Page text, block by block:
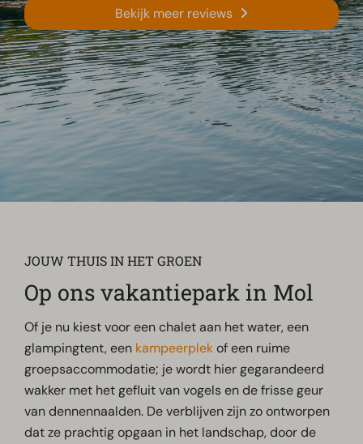
Bekijk meer reviews
JOUW THUIS IN HET GROEN
Op ons vakantiepark in Mol
Of je nu kiest voor een chalet aan het water, een
glampingtent, een kampeerplekof een ruime
groepsaccommodatie; je wordt hier gegarandeerd
wakker met het gefluit van vogels en de frisse geur
van dennennaalden. De verblijven zijn zo ontworpen
dat ze prachtig opgaan in het landschap, door de